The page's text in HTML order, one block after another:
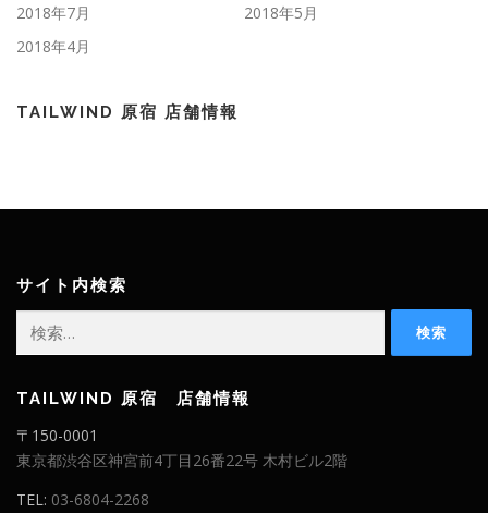
2018年7月
2018年5月
2018年4月
TAILWIND 原宿 店舗情報
サイト内検索
検索:
TAILWIND 原宿 店舗情報
〒150-0001
東京都渋谷区神宮前4丁目26番22号 木村ビル2階
TEL: 03-6804-2268